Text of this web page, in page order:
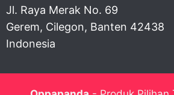
Jl. Raya Merak No. 69
Gerem, Cilegon, Banten 42438
Indonesia